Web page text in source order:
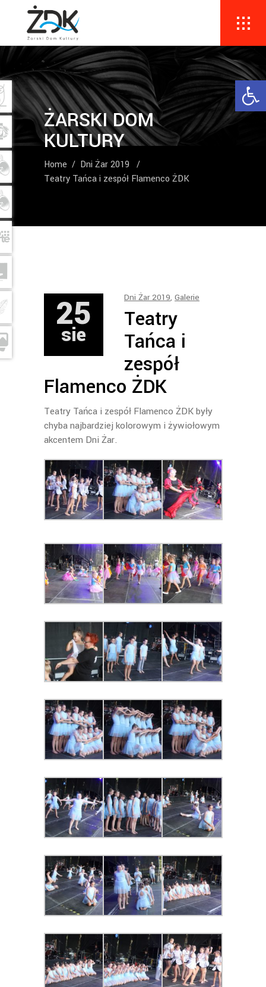
ŻARSKI DOM
KULTURY
Home / Dni Żar 2019
/
Teatry Tańca i zespół Flamenco ŻDK
25
sie
Dni Żar 2019, Galerie
Teatry
Tańca i
zespół
Flamenco ŻDK
Teatry Tańca i zespół Flamenco ŻDK były
chyba najbardziej kolorowym i żywiołowym
akcentem Dni Żar.